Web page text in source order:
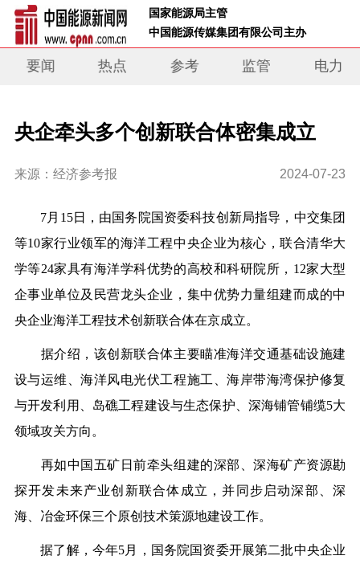
国家能源局主管
中国能源传媒集团有限公司主办
要闻 热点 参考 监管 电力
央企牵头多个创新联合体密集成立
来源：经济参考报 2024-07-23
7月15日，由国务院国资委科技创新局指导，中交集团
等10家行业领军的海洋工程中央企业为核心，联合清华大
学等24家具有海洋学科优势的高校和科研院所，12家大型
企事业单位及民营龙头企业，集中优势力量组建而成的中
央企业海洋工程技术创新联合体在京成立。
据介绍，该创新联合体主要瞄准海洋交通基础设施建
设与运维、海洋风电光伏工程施工、海岸带海湾保护修复
与开发利用、岛礁工程建设与生态保护、深海铺管铺缆5大
领域攻关方向。
再如中国五矿日前牵头组建的深部、深海矿产资源勘
探开发未来产业创新联合体成立，并同步启动深部、深
海、冶金环保三个原创技术策源地建设工作。
据了解，今年5月，国务院国资委开展第二批中央企业